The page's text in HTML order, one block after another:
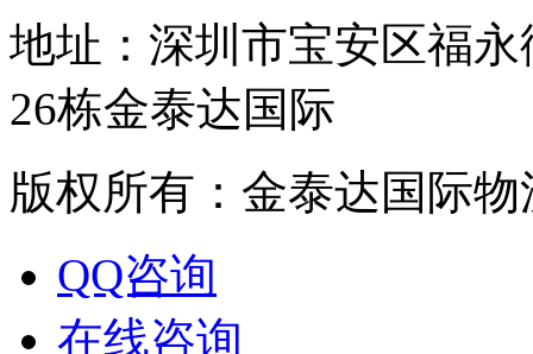
地址：深圳市宝安区福
26栋金泰达国际
版权所有：金泰达国际物
QQ咨询
在线咨询